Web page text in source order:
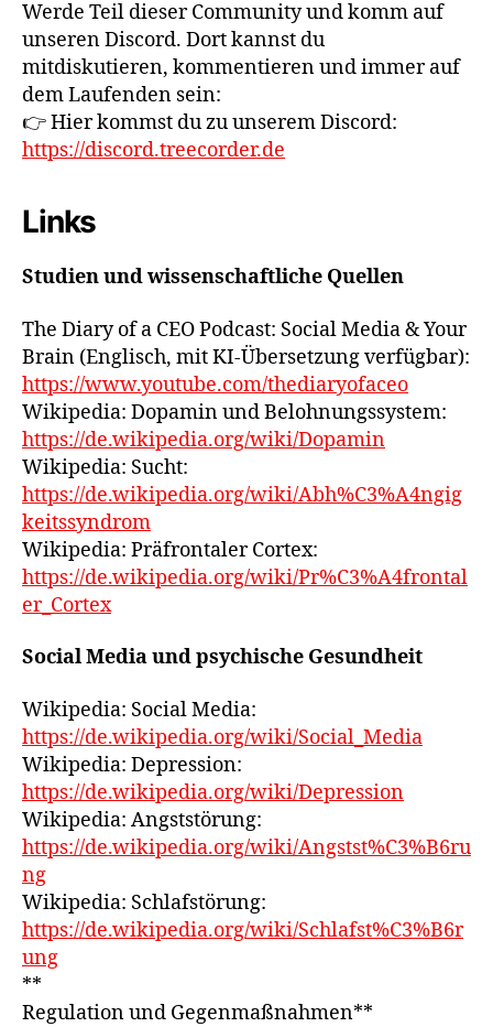
Werde Teil dieser Community und komm auf
unseren Discord. Dort kannst du
mitdiskutieren, kommentieren und immer auf
dem Laufenden sein:
👉 Hier kommst du zu unserem Discord:
https://discord.treecorder.de
Links
Studien und wissenschaftliche Quellen
The Diary of a CEO Podcast: Social Media & Your
Brain (Englisch, mit KI-Übersetzung verfügbar):
https://www.youtube.com/thediaryofaceo
Wikipedia: Dopamin und Belohnungssystem:
https://de.wikipedia.org/wiki/Dopamin
Wikipedia: Sucht:
https://de.wikipedia.org/wiki/Abh%C3%A4ngig
keitssyndrom
Wikipedia: Präfrontaler Cortex:
https://de.wikipedia.org/wiki/Pr%C3%A4frontal
er_Cortex
Social Media und psychische Gesundheit
Wikipedia: Social Media:
https://de.wikipedia.org/wiki/Social_Media
Wikipedia: Depression:
https://de.wikipedia.org/wiki/Depression
Wikipedia: Angststörung:
https://de.wikipedia.org/wiki/Angstst%C3%B6ru
ng
Wikipedia: Schlafstörung:
https://de.wikipedia.org/wiki/Schlafst%C3%B6r
ung
**
Regulation und Gegenmaßnahmen**